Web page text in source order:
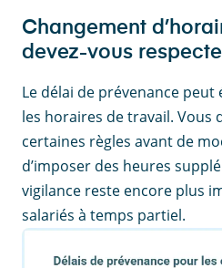
Changement
devez-vous
Le délai de prévenance
les horaires de travail. Vous
certaines règles avant de
d’imposer des heures
vigilance reste encore plus
salariés à temps partiel.